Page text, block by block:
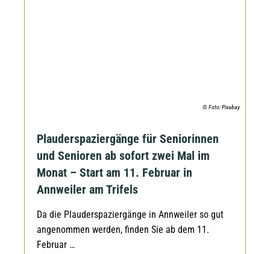
© Foto: Pixabay
Plauderspaziergänge für Seniorinnen
und Senioren ab sofort zwei Mal im
Monat – Start am 11. Februar in
Annweiler am Trifels
Da die Plauderspaziergänge in Annweiler so gut
angenommen werden, finden Sie ab dem 11.
Februar …